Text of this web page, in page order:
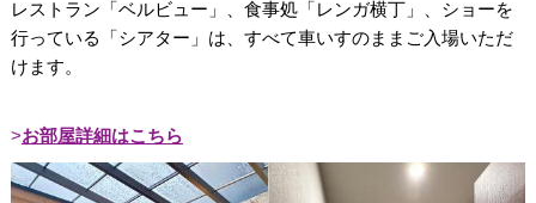
レストラン「ベルビュー」、食事処「レンガ横丁」、ショーを
行っている「シアター」は、すべて車いすのままご入場いただ
けます。
お部屋詳細はこちら